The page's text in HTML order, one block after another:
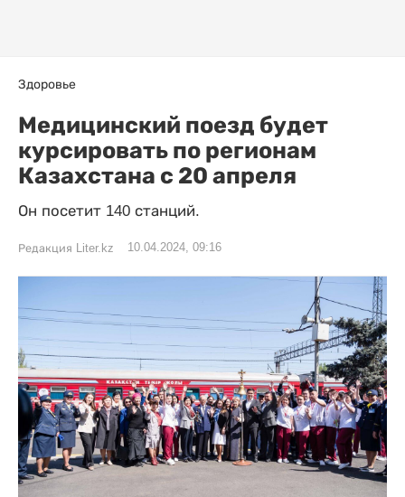
Здоровье
Медицинский поезд будет
курсировать по регионам
Казахстана с 20 апреля
Он посетит 140 станций.
Редакция Liter.kz 10.04.2024, 09:16